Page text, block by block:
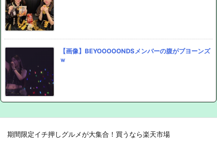
【画像】BEYOOOOONDSメンバーの腹がブヨーンズ
ｗ
期間限定イチ押しグルメが大集合！買うなら楽天市場